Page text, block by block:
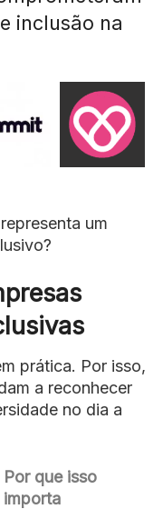
inclusão na
um
prática. Por isso,
a reconhecer
no dia a
Por que isso
importa